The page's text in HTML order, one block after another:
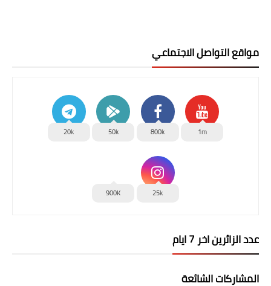
مواقع التواصل الاجتماعي
1m
800k
50k
20k
25k
900K
عدد الزائرين اخر 7 ايام
المشاركات الشائعة